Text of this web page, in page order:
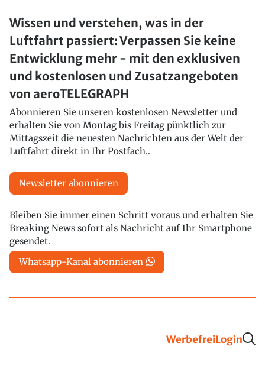
Wissen und verstehen, was in der
Luftfahrt passiert: Verpassen Sie keine
Entwicklung mehr - mit den exklusiven
und kostenlosen und Zusatzangeboten
von aeroTELEGRAPH
Abonnieren Sie unseren kostenlosen Newsletter und
erhalten Sie von Montag bis Freitag pünktlich zur
Mittagszeit die neuesten Nachrichten aus der Welt der
Luftfahrt direkt in Ihr Postfach..
Newsletter abonnieren
Bleiben Sie immer einen Schritt voraus und erhalten Sie
Breaking News sofort als Nachricht auf Ihr Smartphone
gesendet.
Whatsapp-Kanal abonnieren
WerbefreiLogin